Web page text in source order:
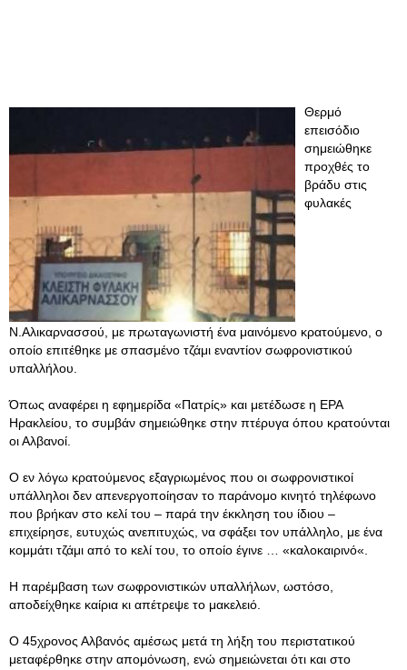
Θερμό
επεισόδιο
σημειώθηκε
προχθές το
βράδυ στις
φυλακές
Ν.Αλικαρνασσού, με πρωταγωνιστή ένα μαινόμενο κρατούμενο, ο
οποίο επιτέθηκε με σπασμένο τζάμι εναντίον σωφρονιστικού
υπαλλήλου.
Όπως αναφέρει η εφημερίδα «Πατρίς» και μετέδωσε η ΕΡΑ
Ηρακλείου, το συμβάν σημειώθηκε στην πτέρυγα όπου κρατούνται
οι Αλβανοί.
Ο εν λόγω κρατούμενος εξαγριωμένος που οι σωφρονιστικοί
υπάλληλοι δεν απενεργοποίησαν το παράνομο κινητό τηλέφωνο
που βρήκαν στο κελί του – παρά την έκκληση του ίδιου –
επιχείρησε, ευτυχώς ανεπιτυχώς, να σφάξει τον υπάλληλο, με ένα
κομμάτι τζάμι από το κελί του, το οποίο έγινε … «καλοκαιρινό«.
Η παρέμβαση των σωφρονιστικών υπαλλήλων, ωστόσο,
αποδείχθηκε καίρια κι απέτρεψε το μακελειό.
Ο 45χρονος Αλβανός αμέσως μετά τη λήξη του περιστατικού
μεταφέρθηκε στην απομόνωση, ενώ σημειώνεται ότι και στο